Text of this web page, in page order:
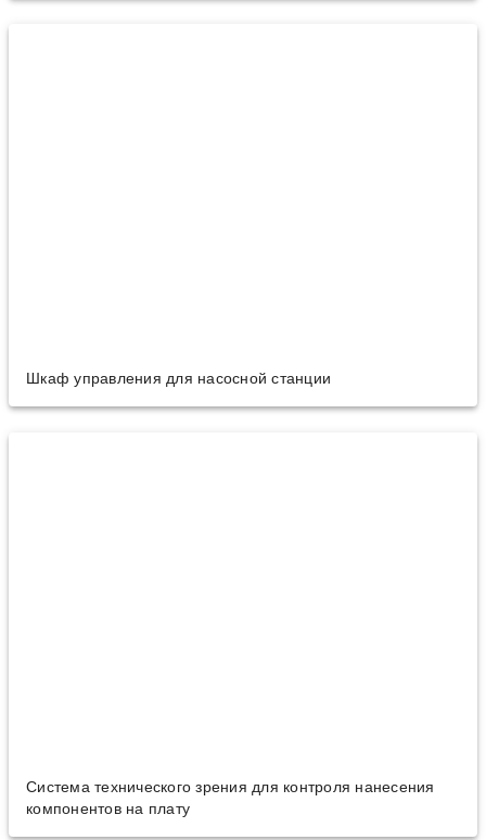
Шкаф управления для насосной станции
Система технического зрения для контроля нанесения
компонентов на плату